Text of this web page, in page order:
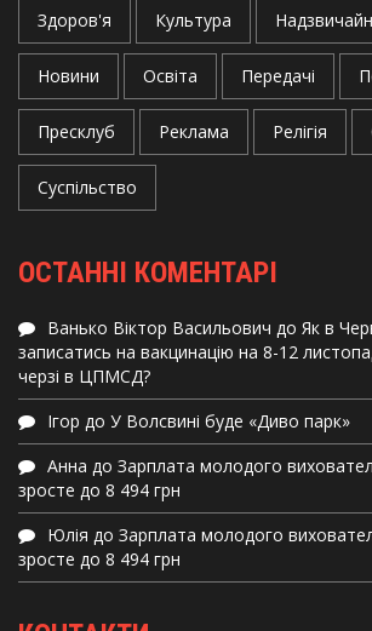
Здоров'я Культура
Новини Освіта Передачі
Пресклуб Реклама Релігія
Суспільство
ОСТАННІ КОМЕНТАРІ
Ванько Віктор Васильович до Як в
записатись на вакцинацію на 8-12
черзі в ЦПМСД?
Ігор до У Волсвині буде «Диво парк»
Анна до Зарплата молодого
зросте до 8 494 грн
Юлія до Зарплата молодого
зросте до 8 494 грн